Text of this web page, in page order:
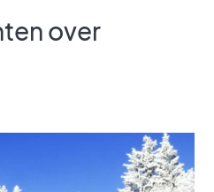
over